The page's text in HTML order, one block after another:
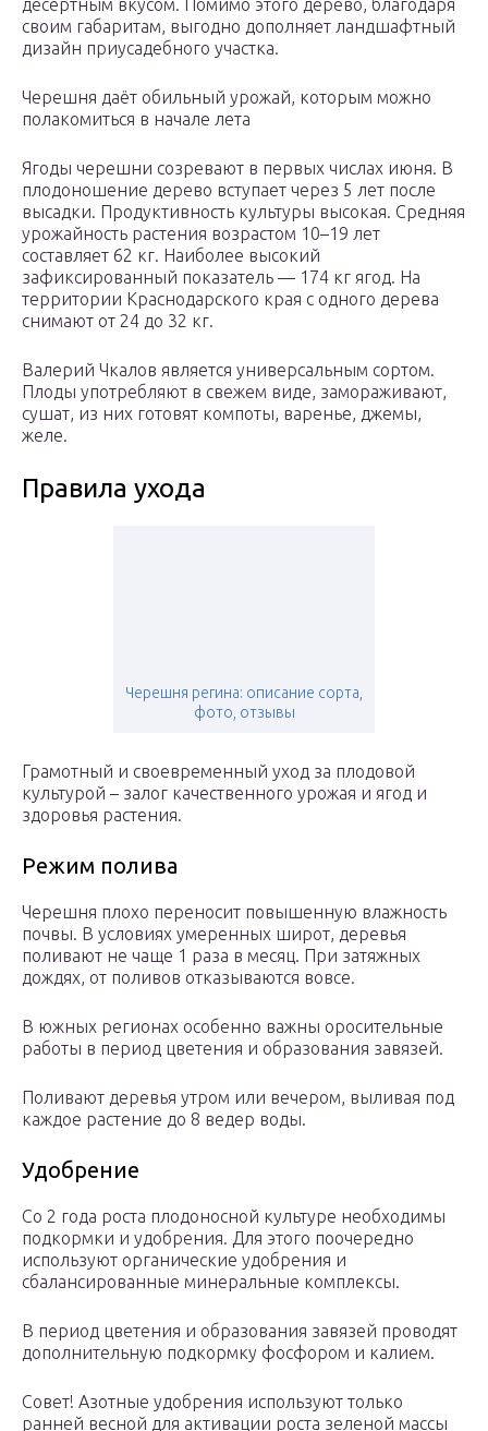
десертным вкусом. Помимо этого дерево, благодаря
своим габаритам, выгодно дополняет ландшафтный
дизайн приусадебного участка.
Черешня даёт обильный урожай, которым можно
полакомиться в начале лета
Ягоды черешни созревают в первых числах июня. В
плодоношение дерево вступает через 5 лет после
высадки. Продуктивность культуры высокая. Средняя
урожайность растения возрастом 10–19 лет
составляет 62 кг. Наиболее высокий
зафиксированный показатель — 174 кг ягод. На
территории Краснодарского края с одного дерева
снимают от 24 до 32 кг.
Валерий Чкалов является универсальным сортом.
Плоды употребляют в свежем виде, замораживают,
сушат, из них готовят компоты, варенье, джемы,
желе.
Правила ухода
Черешня регина: описание сорта,
фото, отзывы
Грамотный и своевременный уход за плодовой
культурой – залог качественного урожая и ягод и
здоровья растения.
Режим полива
Черешня плохо переносит повышенную влажность
почвы. В условиях умеренных широт, деревья
поливают не чаще 1 раза в месяц. При затяжных
дождях, от поливов отказываются вовсе.
В южных регионах особенно важны оросительные
работы в период цветения и образования завязей.
Поливают деревья утром или вечером, выливая под
каждое растение до 8 ведер воды.
Удобрение
Со 2 года роста плодоносной культуре необходимы
подкормки и удобрения. Для этого поочередно
используют органические удобрения и
сбалансированные минеральные комплексы.
В период цветения и образования завязей проводят
дополнительную подкормку фосфором и калием.
Совет! Азотные удобрения используют только
ранней весной для активации роста зеленой массы